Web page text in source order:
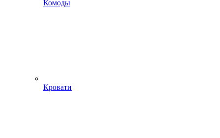
Комоды
Кровати